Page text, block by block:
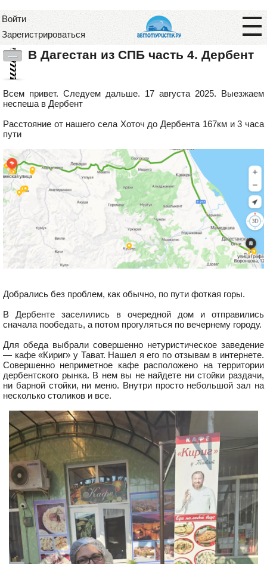
Войти
Зарегистрироваться
— В Дагестан из СПБ часть 4. Дербент
Всем привет. Следуем дальше. 17 августа 2025. Выезжаем
неспеша в Дербент
Расстояние от нашего села Хоточ до Дербента 167км и 3 часа
пути
Добрались без проблем, как обычно, по пути фоткая горы.
В Дербенте заселились в очередной дом и отправились
сначала пообедать, а потом прогуляться по вечернему городу.
Для обеда выбрали совершенно нетуристическое заведение
— кафе «Кириг» у Тават. Нашел я его по отзывам в интернете.
Совершенно неприметное кафе расположено на территории
дербентского рынка. В нем вы не найдете ни стойки раздачи,
ни барной стойки, ни меню. Внутри просто небольшой зал на
несколько столиков и все.